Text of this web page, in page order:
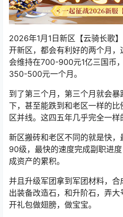
2026年1月1日新区【云骑长歌
开新区，都会有利好的两个月，
会维持在700-900元1亿三国币
350-500元一个月。
到了第三个月，第三个月就会
下，甚至能跌到和老区一样的
区并线。这四五年几乎完全一样
新区搬砖和老区不同的就是快，
90级，最快的速度完成副职进
成资产的累积。
并且升级军团拿到军团材料，
出装备改造石，和升阶石，弄大
开礼包做翅膀，做宝宝。